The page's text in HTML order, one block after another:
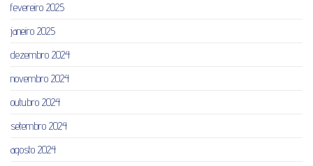
fevereiro 2025
janeiro 2025
dezembro 2024
novembro 2024
outubro 2024
setembro 2024
agosto 2024